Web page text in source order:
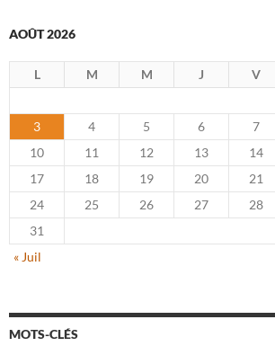
AOÛT 2026
L M M J V
3
4 5 6 7
10
11 12 13 14
17
18 19 20 21
24
25 26 27 28
31
« Juil
MOTS-CLÉS